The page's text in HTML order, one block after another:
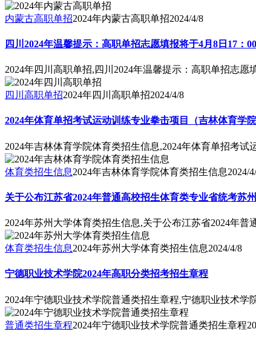
内蒙古高职单招2024年内蒙古高职单招2024/4/8
四川2024年温馨提示：高职单招志愿填报将于4月8日17：
2024年四川高职单招,四川2024年温馨提示：高职单招志愿
四川高职单招2024年四川高职单招2024/4/8
2024年体育单招考试运动训练专业拳击项目（吉林体育学
2024年吉林体育学院体育类招生信息,2024年体育单招考
体育类招生信息2024年吉林体育学院体育类招生信息2024/
关于公布江苏省2024年普通高校招生体育类专业省统考苏
2024年苏州大学体育类招生信息,关于公布江苏省2024年
体育类招生信息2024年苏州大学体育类招生信息2024/4/8
宁德职业技术学院2024年高职分类招考招生章程
2024年宁德职业技术学院普通类招生章程,宁德职业技术学
普通类招生章程2024年宁德职业技术学院普通类招生章程